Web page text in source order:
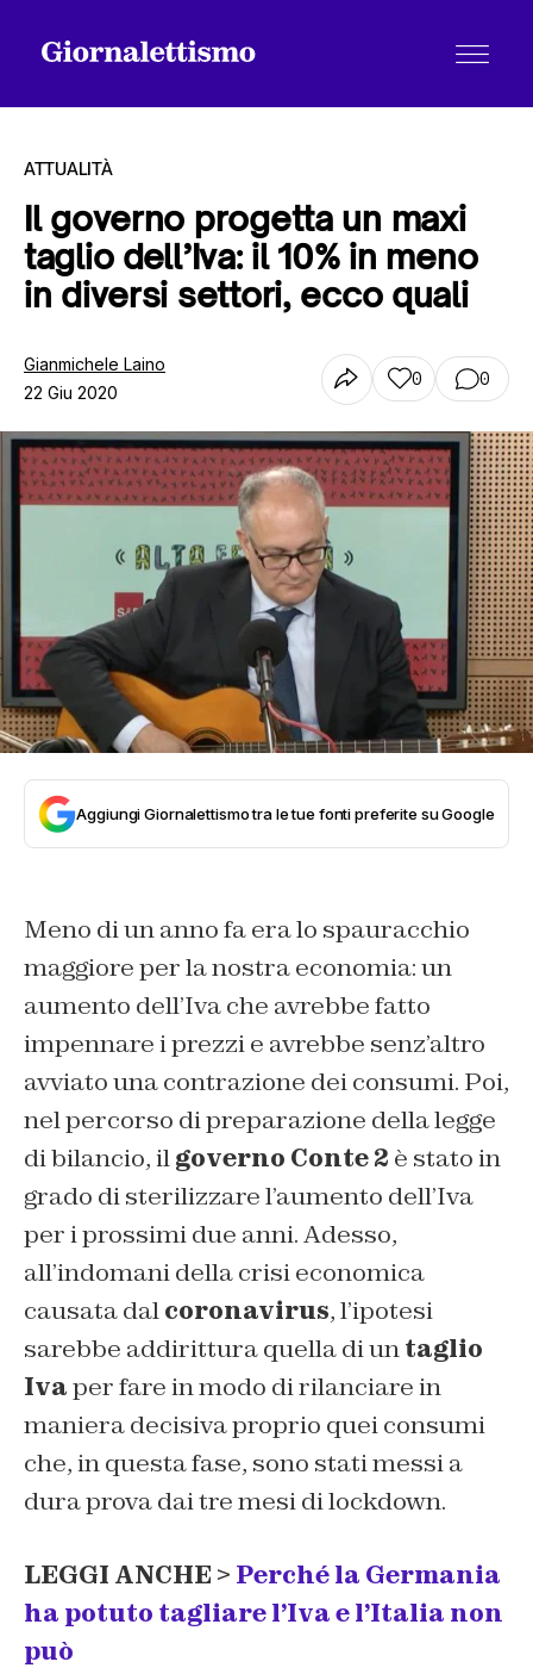
Tutti gli articoli
Chi siamo
Contatti
ATTUALITÀ
Il governo progetta un maxi
taglio dell’Iva: il 10% in meno
in diversi settori, ecco quali
Gianmichele Laino
22 Giu 2020
0 0
Aggiungi Giornalettismo tra le tue fonti preferite su Google
Meno di un anno fa era lo spauracchio
maggiore per la nostra economia: un
aumento dell’Iva che avrebbe fatto
impennare i prezzi e avrebbe senz’altro
avviato una contrazione dei consumi. Poi,
nel percorso di preparazione della legge
di bilancio, ilgoverno Conte 2 è stato in
grado di sterilizzare l’aumento dell’Iva
per i prossimi due anni. Adesso,
all’indomani della crisi economica
causata dalcoronavirus, l’ipotesi
sarebbe addirittura quella di untaglio
Ivaper fare in modo di rilanciare in
maniera decisiva proprio quei consumi
che, in questa fase, sono stati messi a
dura prova dai tre mesi di lockdown.
LEGGI ANCHE > Perché la Germania
ha potuto tagliare l’Iva e l’Italia non
può